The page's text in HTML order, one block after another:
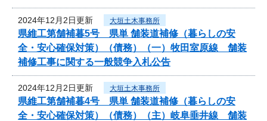
2024年12月2日更新 大垣土木事務所
県維工第舗補暮5号 県単 舗装道補修（暮らしの安
全・安心確保対策）（債務）（一）牧田室原線 舗装
補修工事に関する一般競争入札公告
2024年12月2日更新 大垣土木事務所
県維工第舗補暮4号 県単 舗装道補修（暮らしの安
全・安心確保対策）（債務）（主）岐阜垂井線 舗装